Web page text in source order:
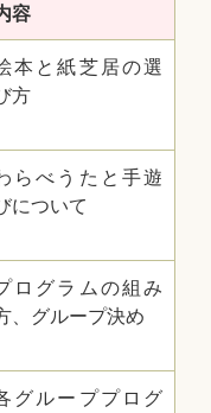
容
本と紙芝居の選
方
らべうたと手遊
について
ログラムの組み
、グループ決め
グループプログ